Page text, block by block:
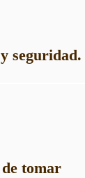
seguridad.
tomar